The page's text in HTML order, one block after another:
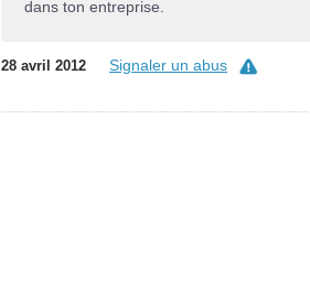
dans ton entreprise.
28 avril 2012 Signaler un abus